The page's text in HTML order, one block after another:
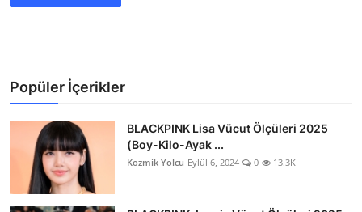
Popüler İçerikler
BLACKPINK Lisa Vücut Ölçüleri 2025
(Boy-Kilo-Ayak ...
Kozmik Yolcu Eylül 6, 2024 0 13.3K